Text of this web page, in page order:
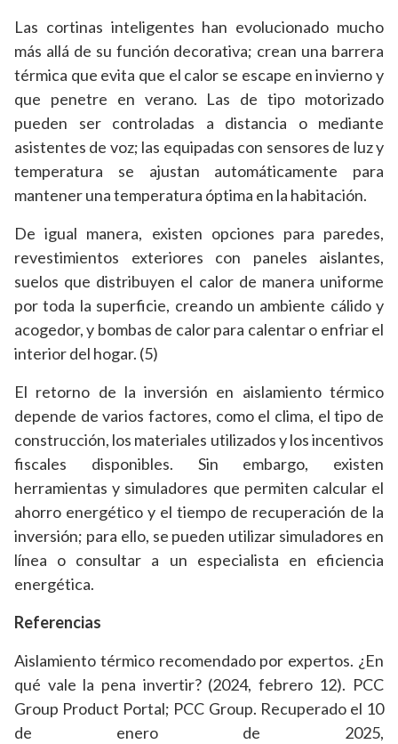
Las cortinas inteligentes han evolucionado mucho
más allá de su función decorativa; crean una barrera
térmica que evita que el calor se escape en invierno y
que penetre en verano. Las de tipo motorizado
pueden ser controladas a distancia o mediante
asistentes de voz; las equipadas con sensores de luz y
temperatura se ajustan automáticamente para
mantener una temperatura óptima en la habitación.
De igual manera, existen opciones para paredes,
revestimientos exteriores con paneles aislantes,
suelos que distribuyen el calor de manera uniforme
por toda la superficie, creando un ambiente cálido y
acogedor, y bombas de calor para calentar o enfriar el
interior del hogar. (5)
El retorno de la inversión en aislamiento térmico
depende de varios factores, como el clima, el tipo de
construcción, los materiales utilizados y los incentivos
fiscales disponibles. Sin embargo, existen
herramientas y simuladores que permiten calcular el
ahorro energético y el tiempo de recuperación de la
inversión; para ello, se pueden utilizar simuladores en
línea o consultar a un especialista en eficiencia
energética.
Referencias
Aislamiento térmico recomendado por expertos. ¿En
qué vale la pena invertir? (2024, febrero 12). PCC
Group Product Portal; PCC Group. Recuperado el 10
de enero de 2025,